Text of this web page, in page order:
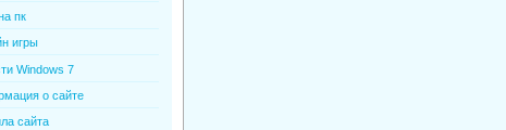
пк
игры
Windows 7
о сайте
сайта